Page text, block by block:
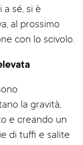
sé, si è
al prossimo
con lo scivolo.
la gravità,
e creando un
di tuffi e salite